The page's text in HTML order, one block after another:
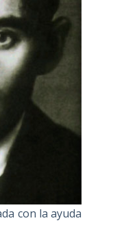
con la ayuda